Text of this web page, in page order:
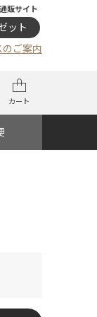
販サイト
ット
ご案内
カート